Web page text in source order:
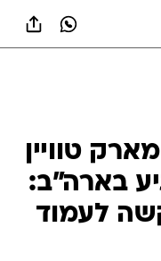
טוויין
בארה"ב:
לעמוד